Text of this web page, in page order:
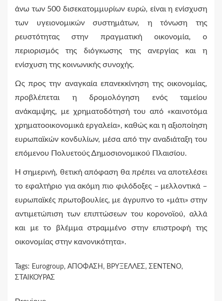
άνω των 500 δισεκατομμυρίων ευρώ, είναι η ενίσχυση
των υγειονομικών συστημάτων, η τόνωση της
ρευστότητας στην πραγματική οικονομία, ο
περιορισμός της διόγκωσης της ανεργίας και η
ενίσχυση της κοινωνικής συνοχής.
Ως προς την αναγκαία επανεκκίνηση της οικονομίας,
προβλέπεται η δρομολόγηση ενός ταμείου
ανάκαμψης, με χρηματοδότησή του από «καινοτόμα
χρηματοοικονομικά εργαλεία», καθώς και η αξιοποίηση
ευρωπαϊκών κονδυλίων, μέσα από την αναδιάταξη του
επόμενου Πολυετούς Δημοσιονομικού Πλαισίου.
Η σημερινή, θετική απόφαση θα πρέπει να αποτελέσει
το εφαλτήριο για ακόμη πιο φιλόδοξες – μελλοντικά –
ευρωπαϊκές πρωτοβουλίες, με άγρυπνο το «μάτι» στην
αντιμετώπιση των επιπτώσεων του κορονοϊού, αλλά
και με το βλέμμα στραμμένο στην επιστροφή της
οικονομίας στην κανονικότητα».
Tags: Eurogroup, ΑΠΟΦΑΣΗ , ΒΡΥΞΕΛΛΕΣ, ΣΕΝΤΕΝΟ,
ΣΤΑΙΚΟΥΡΑΣ